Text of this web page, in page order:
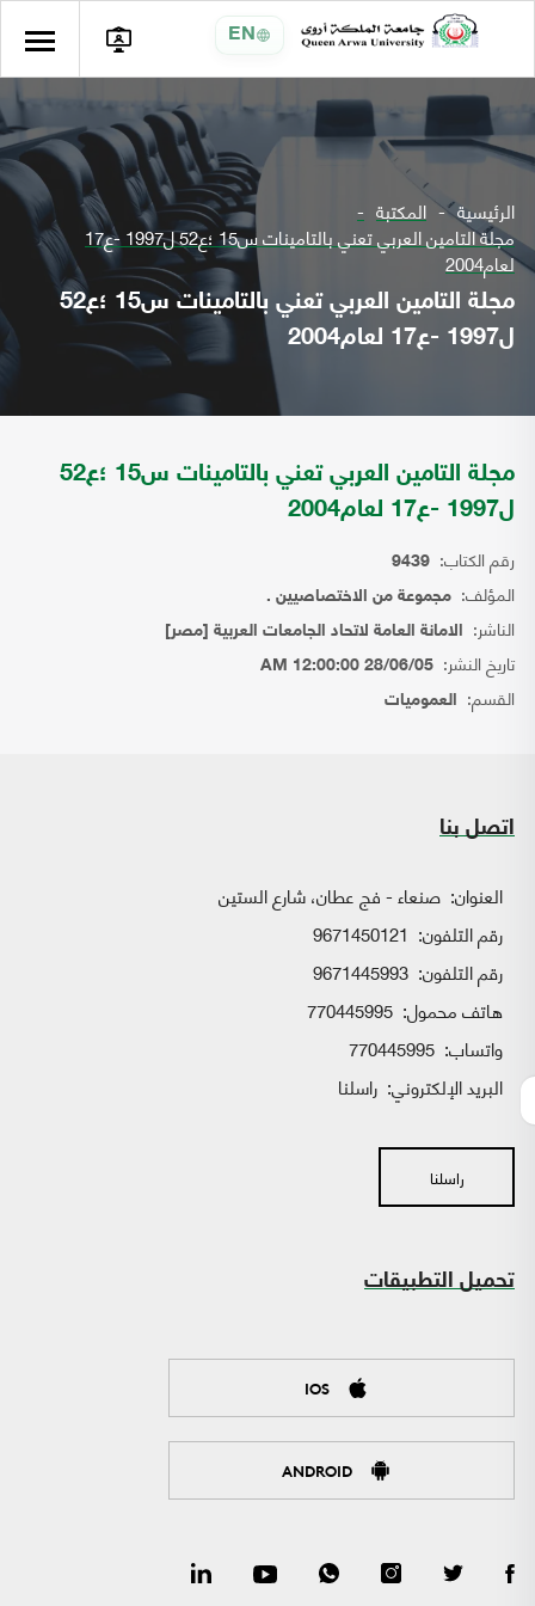
EN
الرئيسية المكتبة
مجلة التامين العربي تعني بالتامينات س15 ؛ع52 ل1997 -ع17
لعام2004
مجلة التامين العربي تعني بالتامينات س15 ؛ع52
ل1997 -ع17 لعام2004
مجلة التامين العربي تعني بالتامينات س15 ؛ع52
ل1997 -ع17 لعام2004
رقم الكتاب: 9439
المؤلف: مجموعة من الاختصاصيين .
الناشر: الامانة العامة لاتحاد الجامعات العربية [مصر]
تاريخ النشر: 28/06/05 12:00:00 AM
القسم: العموميات
اتصل بنا
العنوان: صنعاء - فج عطان، شارع الستين
رقم التلفون: 9671450121
رقم التلفون: 9671445993
هاتف محمول: 770445995
واتساب:
البريد الإلكتروني: راسلنا
راسلنا
تحميل التطبيقات
IOS
ANDROID